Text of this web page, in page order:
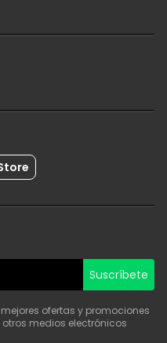
Suscríbete
ofertas y promociones
otros medios electrónicos